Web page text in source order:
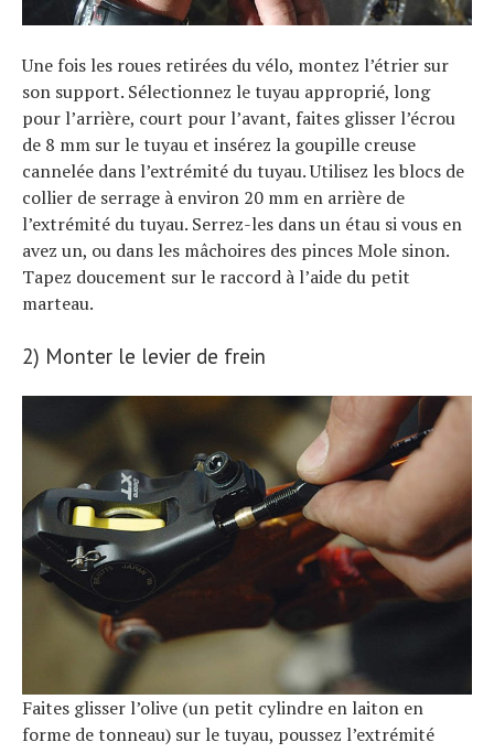
Une fois les roues retirées du vélo, montez l’étrier sur
son support. Sélectionnez le tuyau approprié, long
pour l’arrière, court pour l’avant, faites glisser l’écrou
de 8 mm sur le tuyau et insérez la goupille creuse
cannelée dans l’extrémité du tuyau. Utilisez les blocs de
collier de serrage à environ 20 mm en arrière de
l’extrémité du tuyau. Serrez-les dans un étau si vous en
avez un, ou dans les mâchoires des pinces Mole sinon.
Tapez doucement sur le raccord à l’aide du petit
marteau.
2) Monter le levier de frein
Faites glisser l’olive (un petit cylindre en laiton en
forme de tonneau) sur le tuyau, poussez l’extrémité